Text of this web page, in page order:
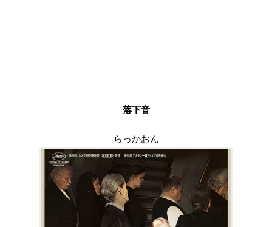
落下音
らっかおん